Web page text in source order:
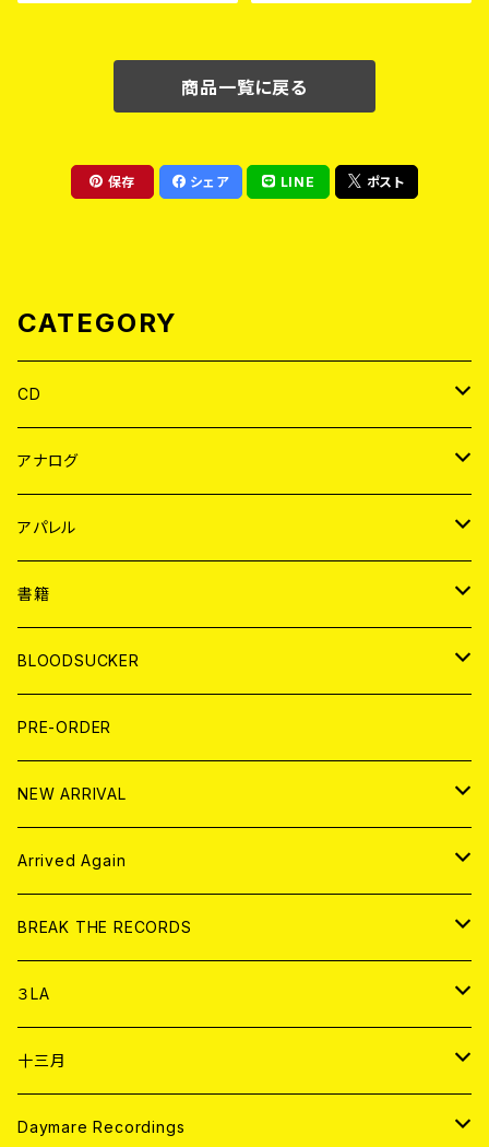
商品一覧に戻る
保存 シェア LINE ポスト
CATEGORY
CD
JAPAN
WORLD
アナログ
JAPAN
７EP
LP
WORLD
7EP
LP
アパレル
JAPAN
T-shirt
HOOD
WORLD
T-shirt
HOOD
書籍
MAGAZINE
BOLLOCKS
EL ZINE
写真集 (PHOTOBOOK)
BLOODSUCKER
CD
アナログ
アパレル
書籍
DIGITAL CONTENTS
PRE-ORDER
NEW ARRIVAL
CD
アナログ
Arrived Again
CD
アナログ
BREAK THE RECORDS
CD
ANALOG
アパレル
３LA
CD
ANALOG
十三月
CD
Daymare Recordings